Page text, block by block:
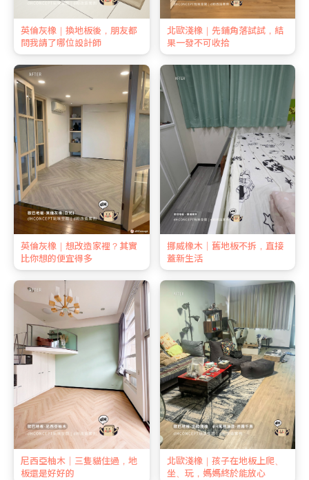
英倫灰橡｜換地板後，朋友都
問我請了哪位設計師
北歐淺橡｜先鋪角落試試，結
果一發不可收拾
英倫灰橡｜想改造家裡？其實
比你想的便宜得多
挪威橡木｜舊地板不拆，直接
蓋新生活
尼西亞柚木｜三隻貓住過，地
板還是好好的
北歐淺橡｜孩子在地板上爬、
坐、玩，媽媽終於能放心